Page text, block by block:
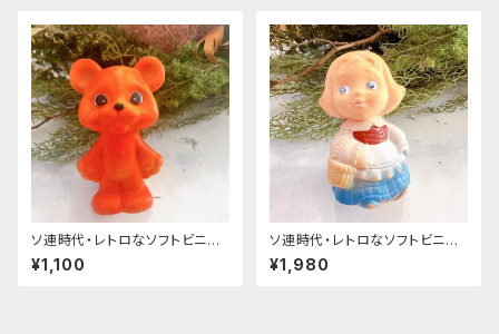
ソ連時代・レトロなソフトビニー
ル人形 「タイガー」
¥1,100
ソ連時代・レトロなソフトビニー
ル人形 「赤ずきんちゃん」
¥1,980